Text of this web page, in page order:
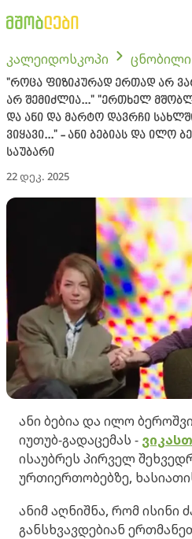
კალეიდოსკოპი ცნობილი
"როცა ფიზიკურად ერთად არ
არ შემიძლია..." "ერთხელ
და ანი და მარტო დავრჩი
ვიყავი..." - ანი ბებიას და ილო
საუბარი
22 დეკ. 2025
ანი ბებია და ილო
იუთუბ-გადაცემას -
ისაუბრეს პირველ
ურთიერთობებზე,
ანიმ აღნიშნა, რომ ისინი
განსხვავდებიან